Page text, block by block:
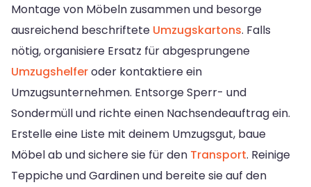
Montage von Möbeln zusammen und besorge
ausreichend beschriftete Umzugskartons. Falls
nötig, organisiere Ersatz für abgesprungene
Umzugshelferoder kontaktiere ein
Umzugsunternehmen. Entsorge Sperr- und
Sondermüll und richte einen Nachsendeauftrag ein.
Erstelle eine Liste mit deinem Umzugsgut, baue
Möbel ab und sichere sie für den Transport. Reinige
Teppiche und Gardinen und bereite sie auf den